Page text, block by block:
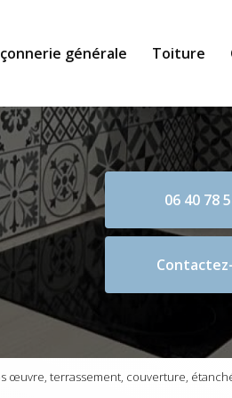
générale Toiture
06 40 78
œuvre, terrassement, couverture,